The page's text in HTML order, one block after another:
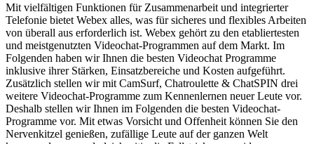
Mit vielfältigen Funktionen für Zusammenarbeit und integrierter
Telefonie bietet Webex alles, was für sicheres und flexibles Arbeiten
von überall aus erforderlich ist. Webex gehört zu den etabliertesten
und meistgenutzten Videochat-Programmen auf dem Markt. Im
Folgenden haben wir Ihnen die besten Videochat Programme
inklusive ihrer Stärken, Einsatzbereiche und Kosten aufgeführt.
Zusätzlich stellen wir mit CamSurf, Chatroulette & ChatSPIN drei
weitere Videochat-Programme zum Kennenlernen neuer Leute vor.
Deshalb stellen wir Ihnen im Folgenden die besten Videochat-
Programme vor. Mit etwas Vorsicht und Offenheit können Sie den
Nervenkitzel genießen, zufällige Leute auf der ganzen Welt